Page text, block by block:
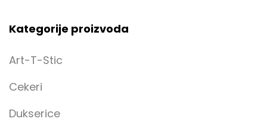
Kategorije proizvoda
Art-T-Stic
Cekeri
Dukserice